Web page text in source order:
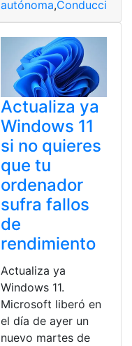
autónoma,Conducción
Actualiza ya
Windows 11
si no quieres
que tu
ordenador
sufra fallos
de
rendimiento
Actualiza ya
Windows 11.
Microsoft liberó en
el día de ayer un
nuevo martes de